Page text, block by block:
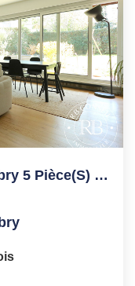
Appartement Chatenay Malabry 5 Pièce(s) 104.17 M2